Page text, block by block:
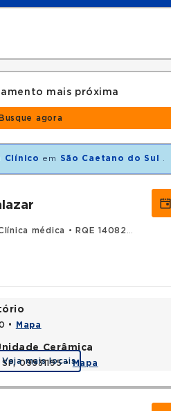
mais próxima
Busque agora
Clínico em São Caetano do Sul
médica •
RQE 140828 - Endocrinologia e metabologia
• Mapa
Cerâmica
09531195 •Mapa
Veja mais locais